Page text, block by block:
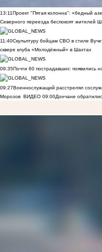
13:11Проект "Пятая колонна": «бедный
Северного переезда беспокоят жителей
11:40Скульптуру бойцам СВО в стиле
сквере клуба «Молодёжный» в Шахтах
09:35Почти 60 пострадавших: появились
09:27Военнослужащий расстрелял
Морозов ВИДЕО 09:00Дончане